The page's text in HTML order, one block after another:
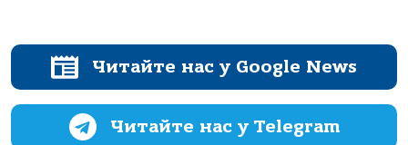
Читайте нас у Google News
Читайте нас у Telegram